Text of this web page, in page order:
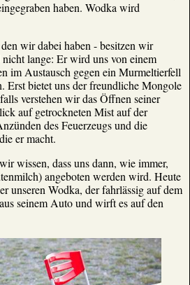
haben. Wodka wird
wir dabei haben - besitzen wir
lange: Er wird uns von einem
im Austausch gegen ein Murmeltierfell
Erst bietet uns der freundliche Mongole
verstehen wir das Öffnen seiner
auf getrockneten Mist auf der
des Feuerzeugs und die
er macht.
wissen, dass uns dann, wie immer,
angeboten werden wird. Heute
unseren Wodka, der fahrlässig auf dem
seinem Auto und wirft es auf den